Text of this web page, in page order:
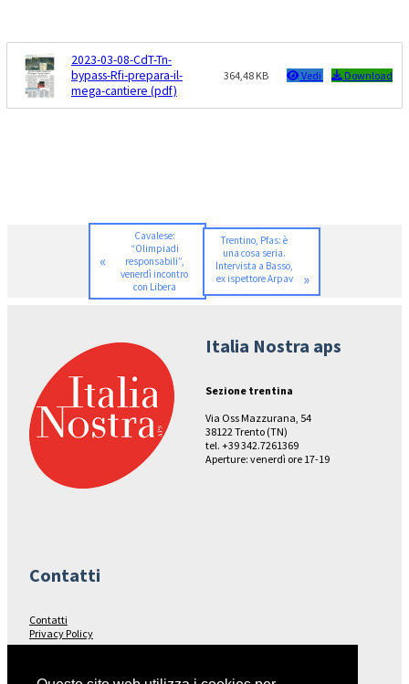
2023-03-08-CdT-Tn-
bypass-Rfi-prepara-il-
mega-cantiere (pdf)
364,48 KB Vedi Download
«
Cavalese:
“Olimpiadi
responsabili”,
venerdì incontro
con Libera
Trentino, Pfas: è
una cosa seria.
Intervista a Basso,
ex ispettore Arpav
»
Italia Nostra aps
Sezione trentina
Via Oss Mazzurana, 54
38122 Trento (TN)
tel. +39 342.7261369
Aperture: venerdì ore 17-19
Contatti
Contatti
Privacy Policy
Seguici su…